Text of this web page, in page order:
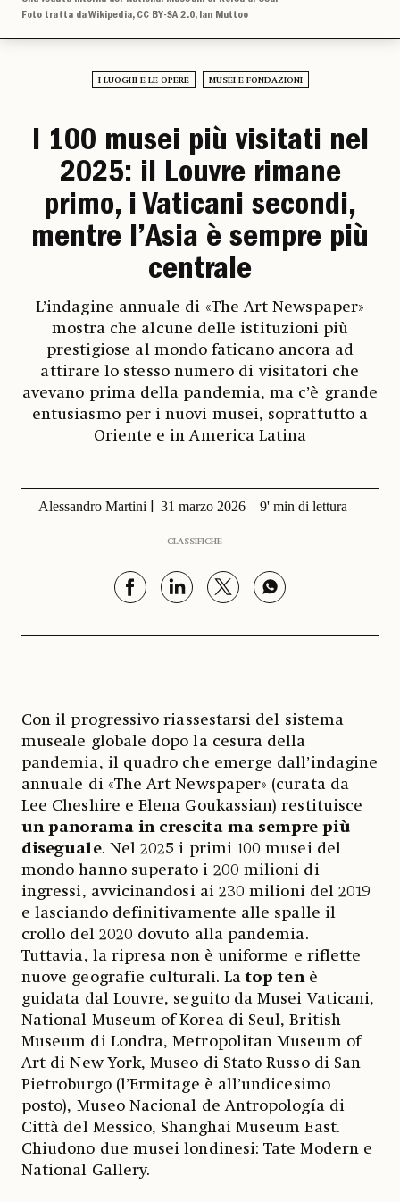
Foto tratta da Wikipedia, CC BY-SA 2.0, Ian Muttoo
I LUOGHI E LE OPERE MUSEI E FONDAZIONI
I 100 musei più visitati nel
2025: il Louvre rimane
primo, i Vaticani secondi,
mentre l’Asia è sempre più
centrale
L’indagine annuale di «The Art Newspaper»
mostra che alcune delle istituzioni più
prestigiose al mondo faticano ancora ad
attirare lo stesso numero di visitatori che
avevano prima della pandemia, ma c’è grande
entusiasmo per i nuovi musei, soprattutto a
Oriente e in America Latina
Alessandro Martini 31 marzo 2026 9' min di lettura
CLASSIFICHE
Con il progressivo riassestarsi del sistema
museale globale dopo la cesura della
pandemia, il quadro che emerge dall’indagine
annuale di «The Art Newspaper» (curata da
Lee Cheshire e Elena Goukassian) restituisce
un panorama in crescita ma sempre più
diseguale. Nel 2025 i primi 100 musei del
mondo hanno superato i 200 milioni di
ingressi, avvicinandosi ai 230 milioni del 2019
e lasciando definitivamente alle spalle il
crollo del 2020 dovuto alla pandemia.
Tuttavia, la ripresa non è uniforme e riflette
nuove geografie culturali. Latop tenè
guidata dal Louvre, seguito da Musei Vaticani,
National Museum of Korea di Seul, British
Museum di Londra, Metropolitan Museum of
Art di New York, Museo di Stato Russo di San
Pietroburgo (l’Ermitage è all’undicesimo
posto), Museo Nacional de Antropología di
Città del Messico, Shanghai Museum East.
Chiudono due musei londinesi: Tate Modern e
National Gallery.